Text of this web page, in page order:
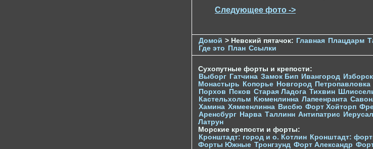
Следующее фото ->
Домой > Невский пятачок: Главная Плацдарм
Где это
План Ссылки
Сухопутные форты и крепости:
Выборг Гатчина Замок Бип Ивангород Изборск
Монастырь
Копорье Новгород Петропавловка
Порхов
Псков Старая Ладога Тихвин
Кастельхольм Кюменлинна Лапеенранта
Хамина Хямеенлинна Висбю Форт Хойторп
Аренсбург Нарва Таллинн Антипатрис
Латрун
Морские крепости и форты:
Кронштадт: город и о. Котлин Кронштадт:
Форты Южные Тронгзунд Форт Александр